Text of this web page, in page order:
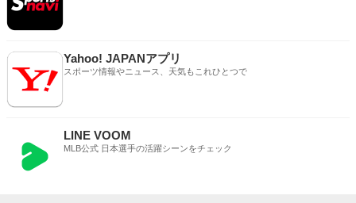
Yahoo! JAPANアプリ
スポーツ情報やニュース、天気もこれひとつで
LINE VOOM
MLB公式 日本選手の活躍シーンをチェック